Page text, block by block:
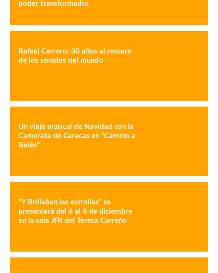
poder transformador
Rafael Carrero: 30 años al rescate
de los sonidos del mundo
Un viaje musical de Navidad con la
Camerata de Caracas en “Camino a
Belén”
“Y Brillaban las estrellas” se
presentará del 6 al 8 de diciembre
en la sala JFR del Teresa Carreño